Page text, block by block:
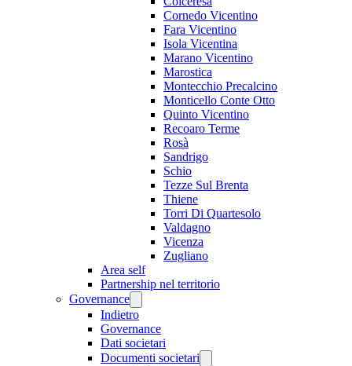
Cornedo Vicentino
Fara Vicentino
Isola Vicentina
Marano Vicentino
Marostica
Montecchio Precalcino
Monticello Conte Otto
Quinto Vicentino
Recoaro Terme
Rosà
Sandrigo
Schio
Tezze Sul Brenta
Thiene
Torri Di Quartesolo
Valdagno
Vicenza
Zugliano
Area self
Partnership nel territorio
Governance
Indietro
Governance
Dati societari
Documenti societari